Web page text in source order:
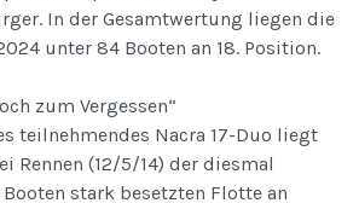
In der Gesamtwertung liegen die
unter 84 Booten an 18. Position.
zum Vergessen“
teilnehmendes Nacra 17-Duo liegt
Rennen (12/5/14) der diesmal
stark besetzten Flotte an